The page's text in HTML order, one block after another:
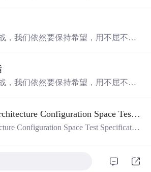
人隐私，每一个细节都体现了人性中
，我们依然要保持希望，用不屈不挠
，我们依然要保持希望，用不屈不挠
PCI Express Architecture Configuration Space Test Specification Revision 5.0, Version 1.0 (CB).pdf
Configuration Space Test Specificatio